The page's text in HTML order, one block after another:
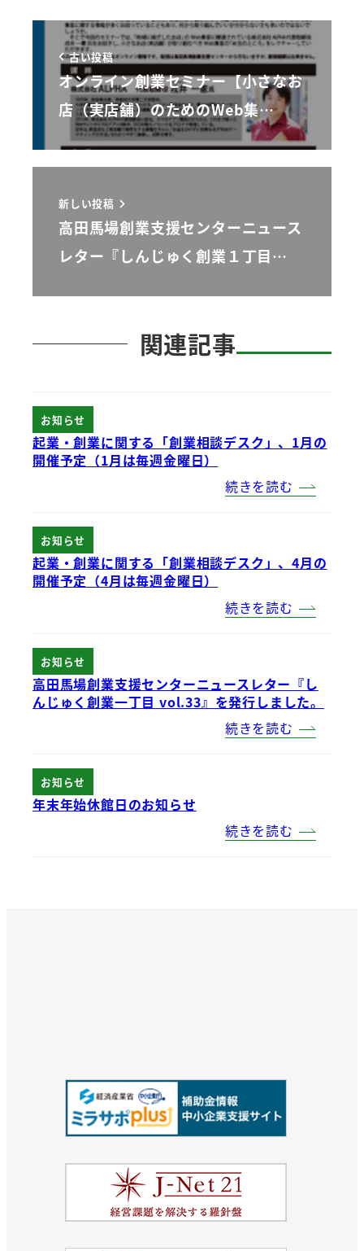
古い投稿
オンライン創業セミナー【小さなお
店（実店舗）のためのWeb集…
新しい投稿
高田馬場創業支援センターニュース
レター『しんじゅく創業１丁目…
関連記事
お知らせ
起業・創業に関する「創業相談デスク」、1月の
開催予定（1月は毎週金曜日）
続きを読む
お知らせ
起業・創業に関する「創業相談デスク」、4月の
開催予定（4月は毎週金曜日）
続きを読む
お知らせ
高田馬場創業支援センターニュースレター『し
んじゅく創業一丁目 vol.33』を発行しました。
続きを読む
お知らせ
年末年始休館日のお知らせ
続きを読む